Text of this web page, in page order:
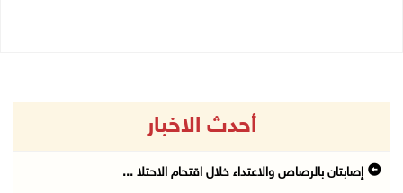
أحدث الاخبار
إصابتان بالرصاص والاعتداء خلال اقتحام الاحتلا ...